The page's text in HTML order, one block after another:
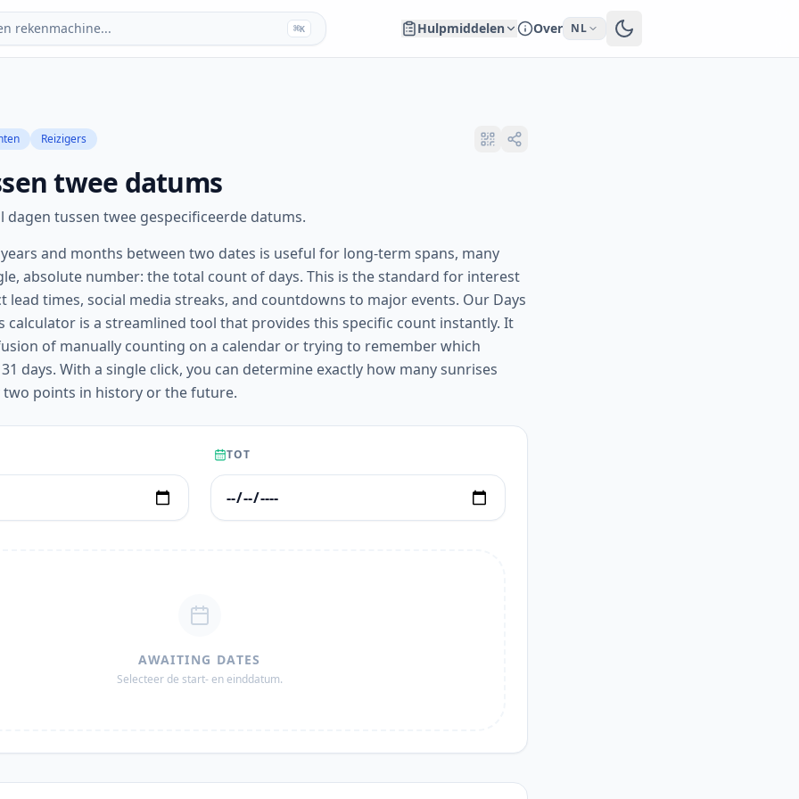
rekenmachine... ⌘K Hulpmiddelen Over NL
Reizigers
twee datums
dagen tussen twee gespecificeerde datums.
and months between two dates is useful for long-term spans, many
absolute number: the total count of days. This is the standard for interest
lead times, social media streaks, and countdowns to major events. Our Days
calculator is a streamlined tool that provides this specific count instantly. It
of manually counting on a calendar or trying to remember which
days. With a single click, you can determine exactly how many sunrises
two points in history or the future.
TOT
AWAITING DATES
Selecteer de start- en einddatum.